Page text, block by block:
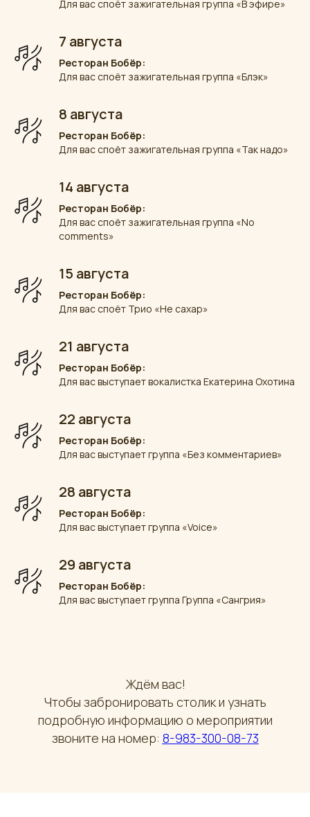
Для вас споёт зажигательная группа «В эфире»
7 августа
Ресторан Бобёр:
Для вас споёт зажигательная группа «Блэк»
8 августа
Ресторан Бобёр:
Для вас споёт зажигательная группа «Так надо»
14 августа
Ресторан Бобёр:
Для вас споёт зажигательная группа «No
comments»
15 августа
Ресторан Бобёр:
Для вас споёт Трио «Не сахар»
21 августа
Ресторан Бобёр:
Для вас выступает вокалистка Екатерина Охотина
22 августа
Ресторан Бобёр:
Для вас выступает группа «Без комментариев»
28 августа
Ресторан Бобёр:
Для вас выступает группа «Voice»
29 августа
Ресторан Бобёр:
Для вас выступает группа Группа «Сангрия»
Ждём вас!
Чтобы забронировать столик и узнать
подробную информацию о мероприятии
звоните на номер: 8-983-300-08-73